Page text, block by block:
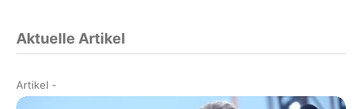
Aktuelle Artikel
Artikel -